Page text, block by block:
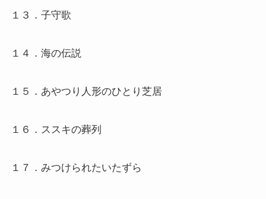
１３．子守歌
１４．海の伝説
１５．あやつり人形のひとり芝居
１６．ススキの葬列
１７．みつけられたいたずら